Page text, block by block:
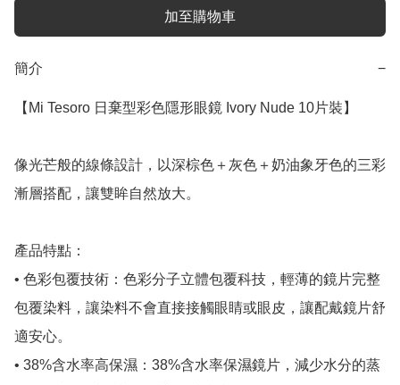
加至購物車
簡介 −
【Mi Tesoro 日棄型彩色隱形眼鏡 Ivory Nude 10片裝】
像光芒般的線條設計，以深棕色＋灰色＋奶油象牙色的三彩
漸層搭配，讓雙眸自然放大。
產品特點：
• 色彩包覆技術：色彩分子立體包覆科技，輕薄的鏡片完整
包覆染料，讓染料不會直接接觸眼睛或眼皮，讓配戴鏡片舒
適安心。
• 38%含水率高保濕：38%含水率保濕鏡片，減少水分的蒸